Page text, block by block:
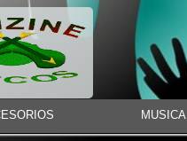
MUSICA